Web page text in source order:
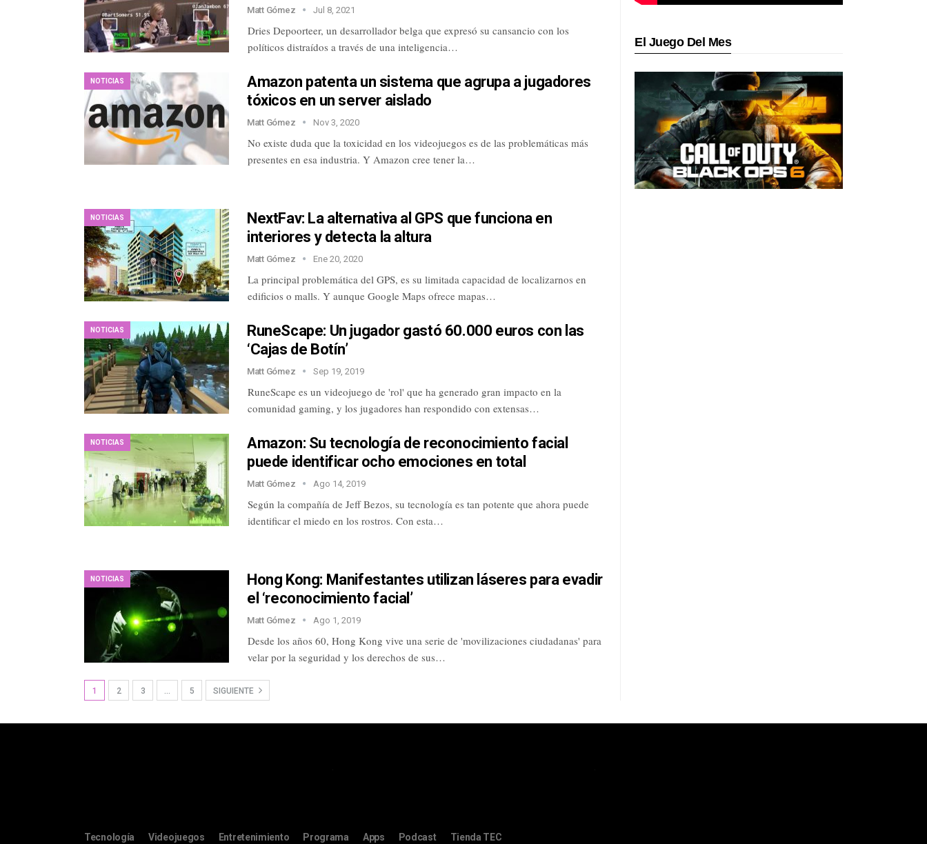
Matt Gómez Jul 8, 2021
Dries Depoorteer, un desarrollador belga que expresó su cansancio con los
políticos distraídos a través de una inteligencia…
NOTICIAS
Amazon patenta un sistema que agrupa a jugadores
tóxicos en un server aislado
Matt Gómez Nov 3, 2020
No existe duda que la toxicidad en los videojuegos es de las problemáticas más
presentes en esa industria. Y Amazon cree tener la…
NOTICIAS
NextFav: La alternativa al GPS que funciona en
interiores y detecta la altura
Matt Gómez Ene 20, 2020
La principal problemática del GPS, es su limitada capacidad de localizarnos en
edificios o malls. Y aunque Google Maps ofrece mapas…
NOTICIAS
RuneScape: Un jugador gastó 60.000 euros con las
‘Cajas de Botín’
Matt Gómez Sep 19, 2019
RuneScape es un videojuego de 'rol' que ha generado gran impacto en la
comunidad gaming, y los jugadores han respondido con extensas…
NOTICIAS
Amazon: Su tecnología de reconocimiento facial
puede identificar ocho emociones en total
Matt Gómez Ago 14, 2019
Según la compañía de Jeff Bezos, su tecnología es tan potente que ahora puede
identificar el miedo en los rostros. Con esta…
NOTICIAS
Hong Kong: Manifestantes utilizan láseres para evadir
el ‘reconocimiento facial’
Matt Gómez Ago 1, 2019
Desde los años 60, Hong Kong vive una serie de 'movilizaciones ciudadanas' para
velar por la seguridad y los derechos de sus…
1 2 3 5 SIGUIENTE
El Juego Del Mes
Tecnología Videojuegos Entretenimiento Programa Apps Podcast Tienda TEC